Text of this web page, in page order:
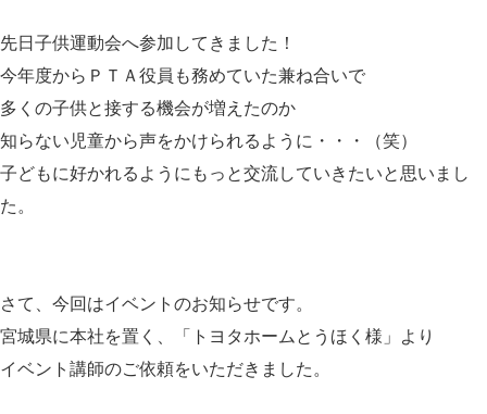
先日子供運動会へ参加してきました！
今年度からＰＴＡ役員も務めていた兼ね合いで
多くの子供と接する機会が増えたのか
知らない児童から声をかけられるように・・・（笑）
子どもに好かれるようにもっと交流していきたいと思いまし
た。
さて、今回はイベントのお知らせです。
宮城県に本社を置く、「トヨタホームとうほく様」より
イベント講師のご依頼をいただきました。